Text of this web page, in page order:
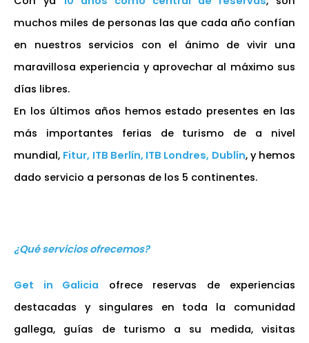
muchos miles de personas las que cada año confían
en nuestros servicios con el ánimo de vivir una
maravillosa experiencia y aprovechar al máximo sus
días libres.
En los últimos años hemos estado presentes en las
más importantes ferias de turismo de a nivel
mundial, Fitur, ITB Berlín, ITB Londres, Dublín, y hemos
dado servicio a personas de los 5 continentes.
¿Qué servicios ofrecemos?
Get in Galicia ofrece reservas de experiencias
destacadas y singulares en toda la comunidad
gallega, guías de turismo a su medida, visitas